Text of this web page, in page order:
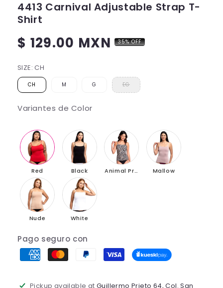
4413 Carnival Adjustable Strap T-
Shirt
Regular
$ 129.00 MXN 35% OFF
SIZE:CH
CH M G EG
Variantes de Color
Red Black Animal Print Mallow
Nude White
Pago seguro con
Pickup available atGuillermo Prieto 64, Col. San